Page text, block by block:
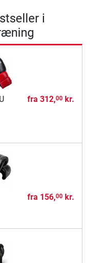
i
fra 312,00kr.
fra 156,00kr.